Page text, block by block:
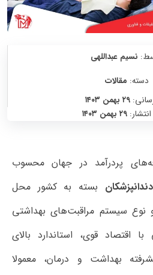
نسیم عبداللهی
دسته: مقالات
۲۹ بهمن ۱۴۰۳
۲۹ بهمن ۱۴۰۳
پردرآمد در جهان محسوب
بسته به کشور محل
سیستم مراقبت‌های بهداشتی
اقتصاد قوی، استاندارد بالای
بهداشت و درمان، معمولا